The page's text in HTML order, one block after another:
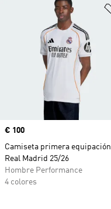
Precio
€ 100
Camiseta primera equipación
Real Madrid 25/26
Hombre Performance
4 colores